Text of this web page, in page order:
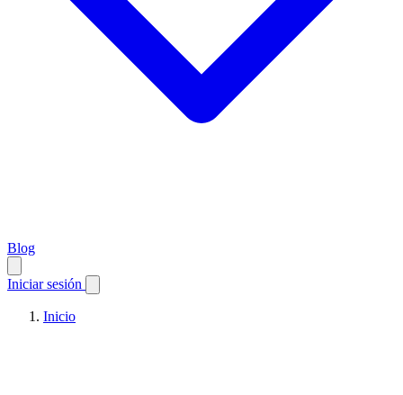
Blog
Iniciar sesión
Inicio